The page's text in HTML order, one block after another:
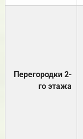
Перегородки 2-
го этажа